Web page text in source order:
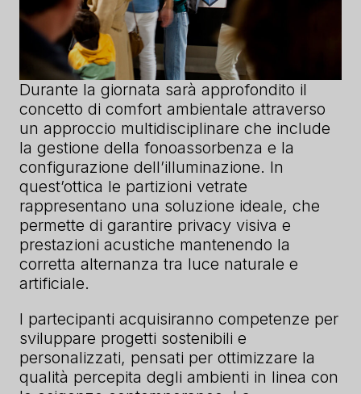
Durante la giornata sarà approfondito il
concetto di comfort ambientale attraverso
un approccio multidisciplinare che include
la gestione della fonoassorbenza e la
configurazione dell’illuminazione. In
quest’ottica le partizioni vetrate
rappresentano una soluzione ideale, che
permette di garantire privacy visiva e
prestazioni acustiche mantenendo la
corretta alternanza tra luce naturale e
artificiale.
I partecipanti acquisiranno competenze per
sviluppare progetti sostenibili e
personalizzati, pensati per ottimizzare la
qualità percepita degli ambienti in linea con